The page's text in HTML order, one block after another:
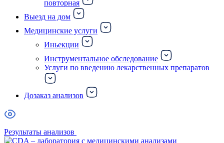
повторная
Выезд на дом
Медицинские услуги
Иньекции
Инструментальное обследование
Услуги по введению лекарственных препаратов
Дозаказ анализов
Результаты анализов